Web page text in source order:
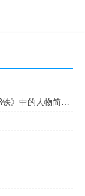
吉田metal（吉田稔磨-动漫《PEACE MAKER铁》中的人物简介）